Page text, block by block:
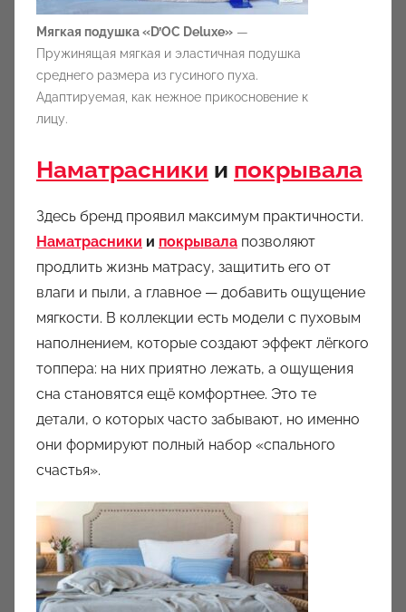
Мягкая подушка «D’OC Deluxe» —
Пружинящая мягкая и эластичная подушка
среднего размера из гусиного пуха.
Адаптируемая, как нежное прикосновение к
лицу.
Наматрасники и покрывала
Здесь бренд проявил максимум практичности.
Наматрасники и покрывала позволяют
продлить жизнь матрасу, защитить его от
влаги и пыли, а главное — добавить ощущение
мягкости. В коллекции есть модели с пуховым
наполнением, которые создают эффект лёгкого
топпера: на них приятно лежать, а ощущения
сна становятся ещё комфортнее. Это те
детали, о которых часто забывают, но именно
они формируют полный набор «спального
счастья».